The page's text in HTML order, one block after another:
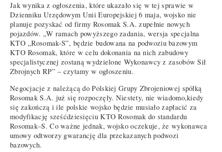
Jak wynika z ogłoszenia, które ukazało się w tej sprawie w
Dzienniku Urzędowym Unii Europejskiej 6 maja, wojsko nie
planuje pozyskać od firmy Rosomak S.A. zupełnie nowych
pojazdów. „W ramach powyższego zadania, wersja specjalna
KTO „Rosomak-S”, będzie budowana na podwoziu bazowym
KTO Rosomak, które w celu dokonania na nich zabudowy
specjalistycznej zostaną wydzielone Wykonawcy z zasobów Sił
Zbrojnych RP” – czytamy w ogłoszeniu.
Negocjacje z należącą do Polskiej Grupy Zbrojeniowej spółką
Rosomak S.A. już się rozpoczęły. Niestety, nie wiadomo,kiedy
się zakończą i ile polskie wojsko będzie musiało zapłacić za
modyfikację sześćdziesięciu KTO Rosomak do standardu
Rosomak–S. Co ważne jednak, wojsko oczekuje, że wykonawca
umowy odtworzy gwarancję dla przekazanych podwozi
bazowych.